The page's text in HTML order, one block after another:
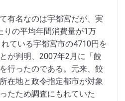
有名なのは宇都宮だが、実
りの平均年間消費量が1万
ている宇都宮市の4710円を
が判明、2007年2月に「餃
行ったのである。元来、餃
在地と政令指定都市が対象
たため調査にもれていた